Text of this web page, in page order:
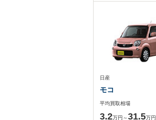
日産
モコ
平均買取相場
3.2万円～31.5万円